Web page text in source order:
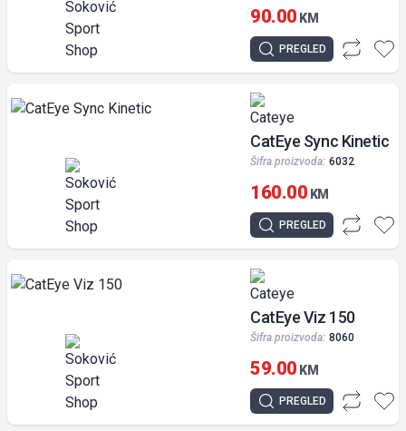
90.00 KM
PREGLED
CatEye Sync Kinetic
Šifra proizvoda: 6032
160.00 KM
PREGLED
CatEye Viz 150
Šifra proizvoda: 8060
59.00 KM
PREGLED